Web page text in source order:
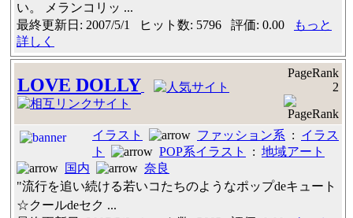
い。 メランコリッ ...
最終更新日: 2007/5/1 ヒット数: 5796 評価: 0.00
もっと
詳しく
LOVE DOLLY
PageRank
2
イラスト ファッション系 : イラス
ト
POP系イラスト : 地域アート
国内
奈良
"流行を追い続ける若いコたちのようなポップdeキュート
☆クールdeセク ...